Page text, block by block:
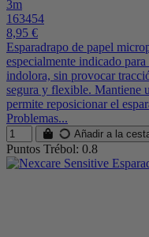
3m
163454
8,95 €
Esparadrapo de papel
especialmente indicado
indolora, sin provocar
segura y flexible. Mantiene
permite reposicionar el
Problemas...
Añadir a la
Puntos Trébol: 0.8